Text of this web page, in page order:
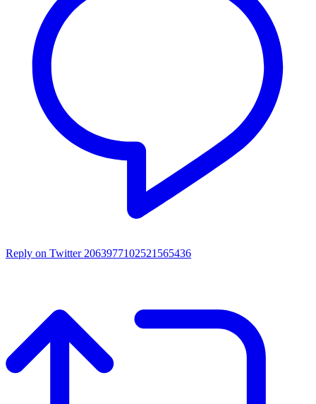
Reply on Twitter 2063977102521565436